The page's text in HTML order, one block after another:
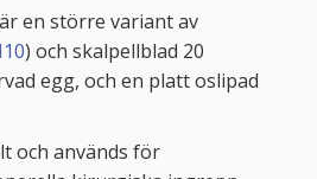
en större variant av
) och skalpellblad 20
egg, och en platt oslipad
och används för